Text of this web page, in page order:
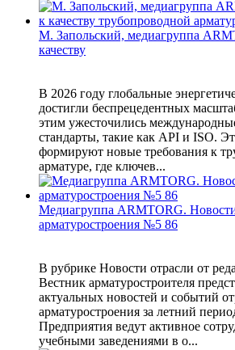
М. Запольский, медиагруппа
качеству
В 2026 году глобальные
достигли беспрецедентных
этим ужесточились
стандарты, такие как API и ISO.
формируют новые требования к
арматуре, где ключев...
Медиагруппа ARMTORG.
арматуростроения №5 86
В рубрике Новости отрасли от
Вестник арматуростроителя
актуальных новостей и событий
арматуростроения за летний
Предприятия ведут активное
учебными заведениями в о...